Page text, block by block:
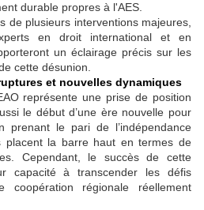
durable propres à l'AES.
de plusieurs interventions majeures,
en droit international et en
un éclairage précis sur les
cette désunion.
et nouvelles dynamiques
représente une prise de position
le début d’une ère nouvelle pour
prenant le pari de l’indépendance
placent la barre haut en termes de
Cependant, le succès de cette
capacité à transcender les défis
régionale réellement